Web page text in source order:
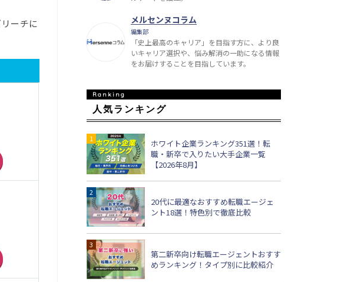
ーチに
メルセンヌコラム
編集部
「史上最高のキャリア」を目指す方に、より良
いキャリア選択や、悩み解消の一助になる情報
をお届けすることを目指しています。
人気ランキング
ホワイト企業ランキング351選！転
職・新卒で入りたい大手企業一覧
【2026年8月】
20代に最適なおすすめ転職エージェ
ント18選！特色別で徹底比較
第二新卒向け転職エージェントおすす
めランキング！タイプ別に比較紹介